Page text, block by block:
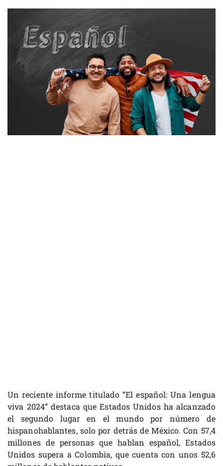
Un reciente informe titulado “El español: Una lengua
viva 2024” destaca que Estados Unidos ha alcanzado
el segundo lugar en el mundo por número de
hispanohablantes, solo por detrás de México. Con 57,4
millones de personas que hablan español, Estados
Unidos supera a Colombia, que cuenta con unos 52,6